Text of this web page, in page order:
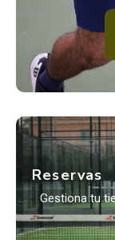
Reservas
Gestiona tu